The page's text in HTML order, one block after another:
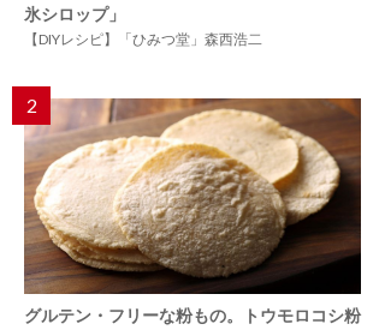
氷シロップ」
【DIYレシピ】「ひみつ堂」森西浩二
2
グルテン・フリーな粉もの。トウモロコシ粉